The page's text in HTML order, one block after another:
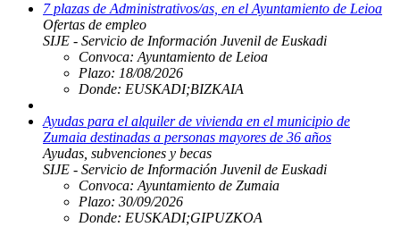
7 plazas de Administrativos/as, en el Ayuntamiento de Leioa
Ofertas de empleo
SIJE - Servicio de Información Juvenil de Euskadi
Convoca:Ayuntamiento de Leioa
Plazo: 18/08/2026
Donde: EUSKADI;BIZKAIA
Ayudas para el alquiler de vivienda en el municipio de
Zumaia destinadas a personas mayores de 36 años
Ayudas, subvenciones y becas
SIJE - Servicio de Información Juvenil de Euskadi
Convoca:Ayuntamiento de Zumaia
Plazo: 30/09/2026
Donde: EUSKADI;GIPUZKOA